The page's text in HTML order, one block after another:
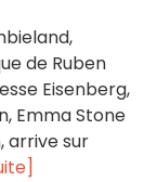
de Ruben
Eisenberg,
Emma Stone
arrive sur